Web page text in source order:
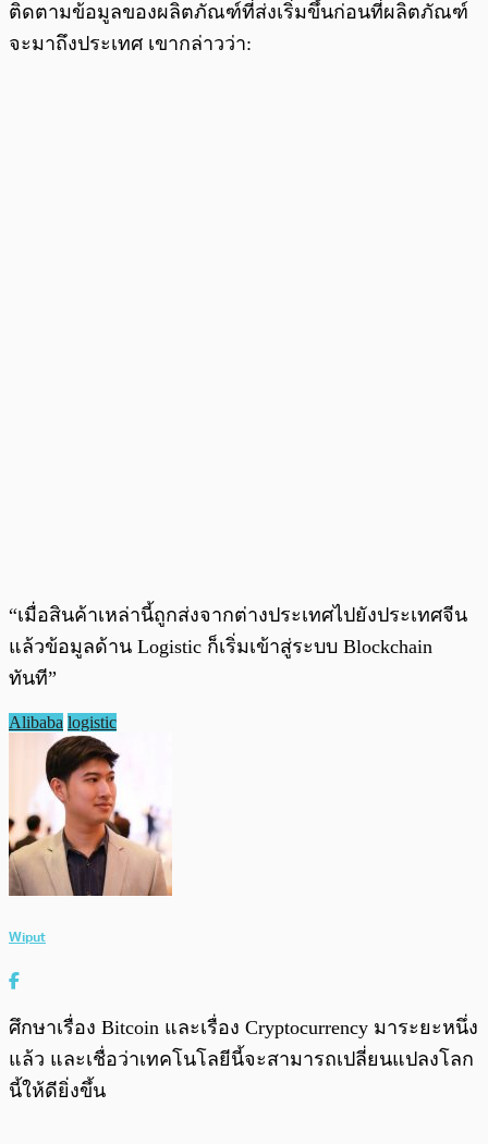
ติดตามข้อมูลของผลิตภัณฑ์ที่ส่งเริ่มขึ้นก่อนที่ผลิตภัณฑ์
จะมาถึงประเทศ เขากล่าวว่า:
“เมื่อสินค้าเหล่านี้ถูกส่งจากต่างประเทศไปยังประเทศจีน
แล้วข้อมูลด้าน Logistic ก็เริ่มเข้าสู่ระบบ Blockchain
ทันที”
Alibaba logistic
Wiput
ศึกษาเรื่อง Bitcoin และเรื่อง Cryptocurrency มาระยะหนึ่ง
แล้ว และเชื่อว่าเทคโนโลยีนี้จะสามารถเปลี่ยนแปลงโลก
นี้ให้ดียิ่งขึ้น